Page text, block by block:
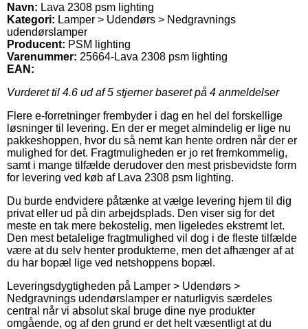
Navn: Lava 2308 psm lighting
Kategori: Lamper > Udendørs > Nedgravnings
udendørslamper
Producent: PSM lighting
Varenummer: 25664-Lava 2308 psm lighting
EAN:
Vurderet til 4.6 ud af 5 stjerner baseret på 4 anmeldelser
Flere e-forretninger frembyder i dag en hel del forskellige
løsninger til levering. En der er meget almindelig er lige nu
pakkeshoppen, hvor du så nemt kan hente ordren når der er
mulighed for det. Fragtmuligheden er jo ret fremkommelig,
samt i mange tilfælde derudover den mest prisbevidste form
for levering ved køb af Lava 2308 psm lighting.
Du burde endvidere påtænke at vælge levering hjem til dig
privat eller ud på din arbejdsplads. Den viser sig for det
meste en tak mere bekostelig, men ligeledes ekstremt let.
Den mest betalelige fragtmulighed vil dog i de fleste tilfælde
være at du selv henter produkterne, men det afhænger af at
du har bopæl lige ved netshoppens bopæl.
Leveringsdygtigheden på Lamper > Udendørs >
Nedgravnings udendørslamper er naturligvis særdeles
central når vi absolut skal bruge dine nye produkter
omgående, og af den grund er det helt væsentligt at du